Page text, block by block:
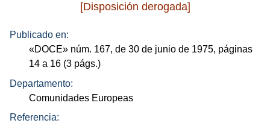
[Disposición derogada]
Publicado en:
«DOCE» núm. 167, de 30 de junio de 1975, páginas
14 a 16 (3 págs.)
Departamento:
Comunidades Europeas
Referencia: